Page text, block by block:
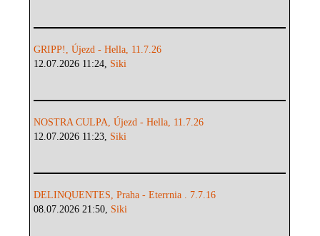
GRIPP!, Újezd - Hella, 11.7.26
12.07.2026 11:24, Siki
NOSTRA CULPA, Újezd - Hella, 11.7.26
12.07.2026 11:23, Siki
DELINQUENTES, Praha - Eterrnia . 7.7.16
08.07.2026 21:50, Siki